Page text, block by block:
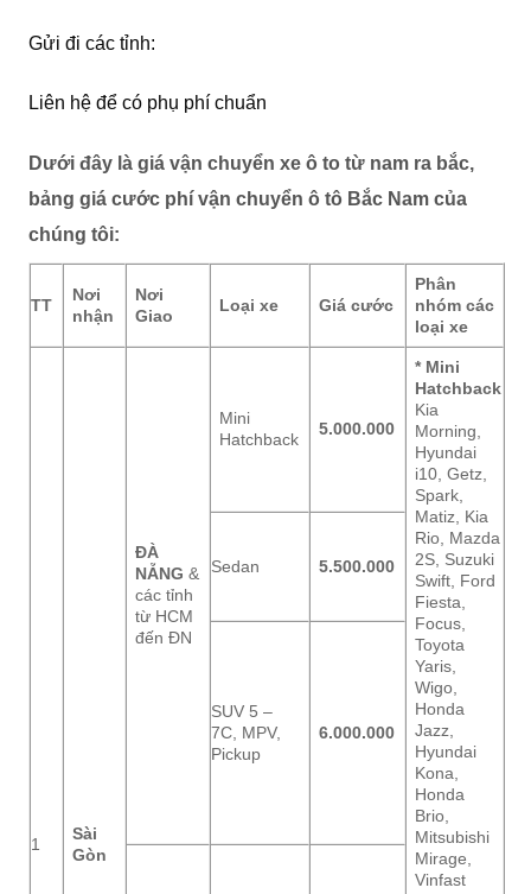
Gửi đi các tỉnh:
Liên hệ để có phụ phí chuẩn
Dưới đây là giá vận chuyển xe ô to từ nam ra bắc,
bảng giá cước phí vận chuyển ô tô Bắc Nam của
chúng tôi:
TT
Nơi
nhận
Nơi
Giao
Loại xe Giá cước
Phân
nhóm các
loại xe
1
Sài
Gòn
ĐÀ
NẴNG &
các tỉnh
từ HCM
đến ĐN
Mini
Hatchback
5.000.000
* Mini
Hatchback
Kia
Morning,
Hyundai
i10, Getz,
Spark,
Matiz, Kia
Rio, Mazda
2S, Suzuki
Swift, Ford
Fiesta,
Focus,
Toyota
Yaris,
Wigo,
Honda
Jazz,
Hyundai
Kona,
Honda
Brio,
Mitsubishi
Mirage,
Vinfast
Sedan 5.500.000
SUV 5 –
7C, MPV,
Pickup
6.000.000